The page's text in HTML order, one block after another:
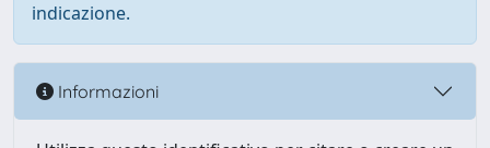
indicazione.
Informazioni